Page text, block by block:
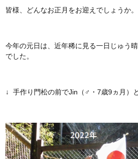
皆様、どんなお正月をお迎えでしょうか。
今年の元日は、近年稀に見る一日じゅう
でした。
↓ 手作り門松の前でJin（♂・7歳9ヵ月）